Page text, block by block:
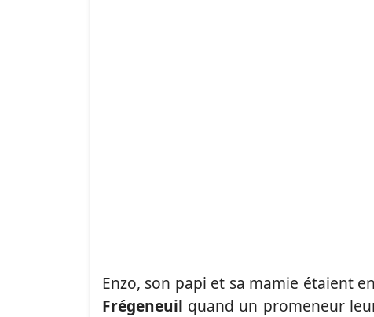
Enzo, son papi et sa mamie étaient
Frégeneuil quand un promeneur